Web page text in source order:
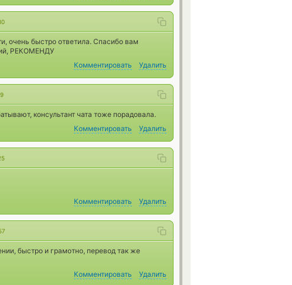
очень быстро ответила. Спасибо вам
РЕКОМЕНДУ
Комментировать
Удалить
консультант чата тоже порадовала.
Комментировать
Удалить
Комментировать
Удалить
быстро и грамотно, перевод так же
Комментировать
Удалить